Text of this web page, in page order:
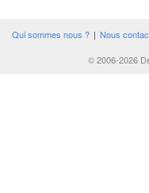
Qui sommes nous ? | Nous
© 2006-2026